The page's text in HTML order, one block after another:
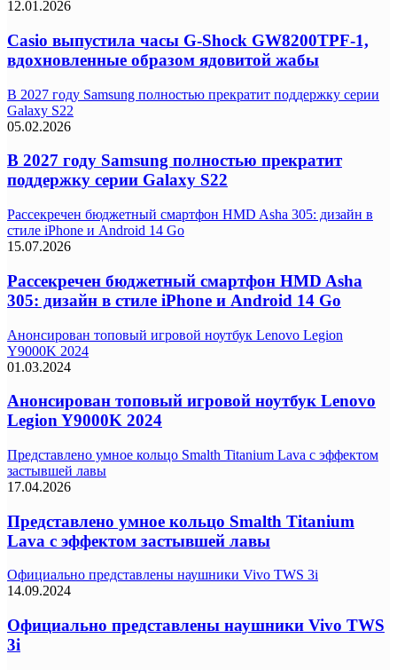
12.01.2026
Casio выпустила часы G-Shock GW8200TPF-1,
вдохновленные образом ядовитой жабы
В 2027 году Samsung полностью прекратит поддержку серии
Galaxy S22
05.02.2026
В 2027 году Samsung полностью прекратит
поддержку серии Galaxy S22
Рассекречен бюджетный смартфон HMD Asha 305: дизайн в
стиле iPhone и Android 14 Go
15.07.2026
Рассекречен бюджетный смартфон HMD Asha
305: дизайн в стиле iPhone и Android 14 Go
Анонсирован топовый игровой ноутбук Lenovo Legion
Y9000K 2024
01.03.2024
Анонсирован топовый игровой ноутбук Lenovo
Legion Y9000K 2024
Представлено умное кольцо Smalth Titanium Lava с эффектом
застывшей лавы
17.04.2026
Представлено умное кольцо Smalth Titanium
Lava с эффектом застывшей лавы
Официально представлены наушники Vivo TWS 3i
14.09.2024
Официально представлены наушники Vivo TWS
3i